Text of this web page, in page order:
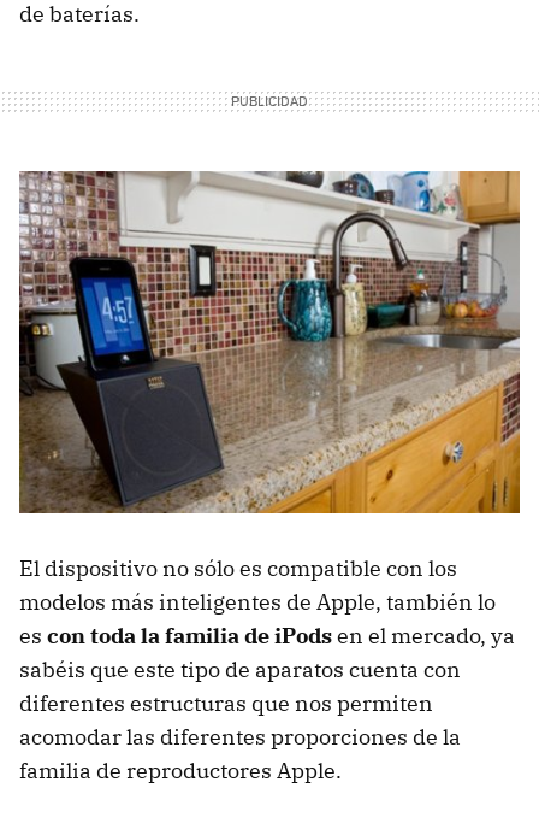
de baterías.
El dispositivo no sólo es compatible con los
modelos más inteligentes de Apple, también lo
es con toda la familia de iPodsen el mercado, ya
sabéis que este tipo de aparatos cuenta con
diferentes estructuras que nos permiten
acomodar las diferentes proporciones de la
familia de reproductores Apple.